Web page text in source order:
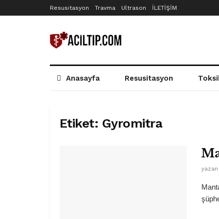
Resusitasyon Travma Ultrason İLETİŞİM
Anasayfa Resusitasyon
Etiket: Gyromitra
yazan